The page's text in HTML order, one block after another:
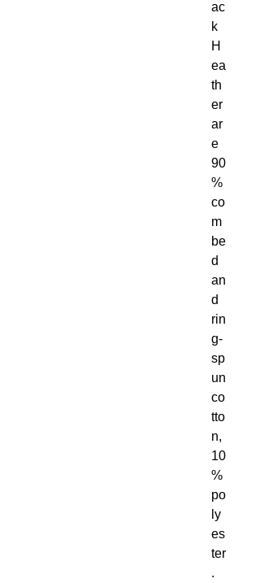
ac
k
H
ea
th
er
ar
e
90
%
co
m
be
d
an
d
rin
g-
sp
un
co
tto
n,
10
%
po
ly
es
ter
.